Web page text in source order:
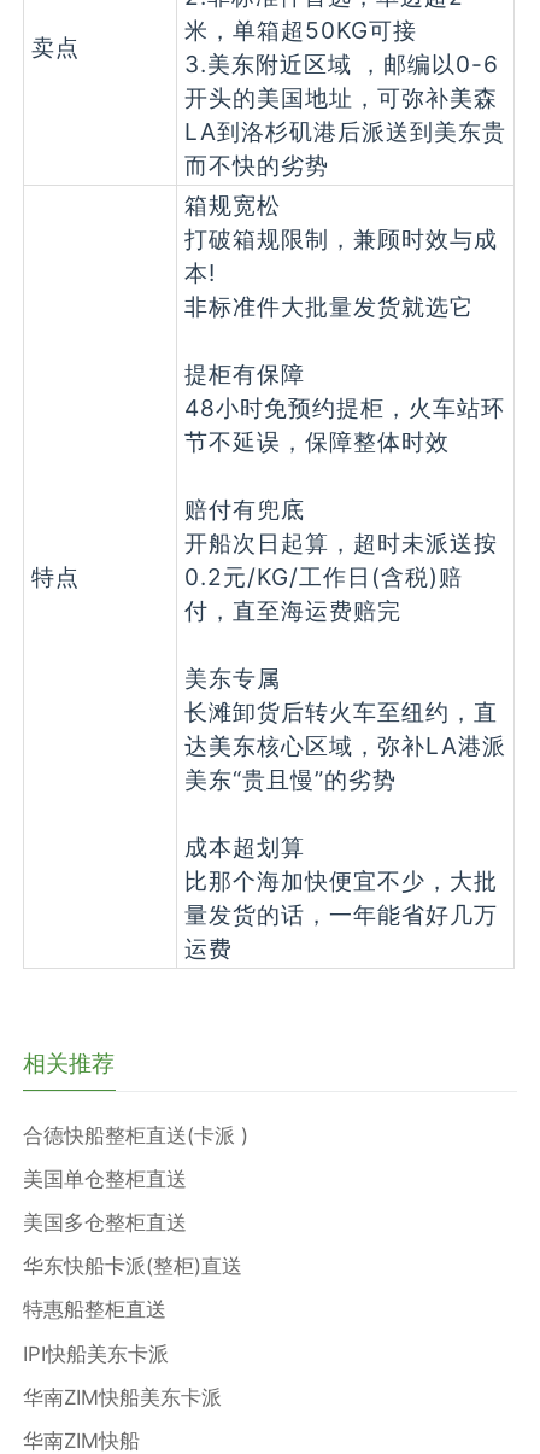
卖点
米，单箱超50KG可接
3.美东附近区域 ，邮编以0-6
开头的美国地址，可弥补美森
LA到洛杉矶港后派送到美东贵
而不快的劣势
特点
箱规宽松
打破箱规限制，兼顾时效与成
本!
非标准件大批量发货就选它
提柜有保障
48小时免预约提柜，火车站环
节不延误，保障整体时效
赔付有兜底
开船次日起算，超时未派送按
0.2元/KG/工作日(含税)赔
付，直至海运费赔完
美东专属
长滩卸货后转火车至纽约，直
达美东核心区域，弥补LA港派
美东“贵且慢”的劣势
成本超划算
比那个海加快便宜不少，大批
量发货的话，一年能省好几万
运费
相关推荐
合德快船整柜直送(卡派 )
美国单仓整柜直送
美国多仓整柜直送
华东快船卡派(整柜)直送
特惠船整柜直送
IPI快船美东卡派
华南ZIM快船美东卡派
华南ZIM快船